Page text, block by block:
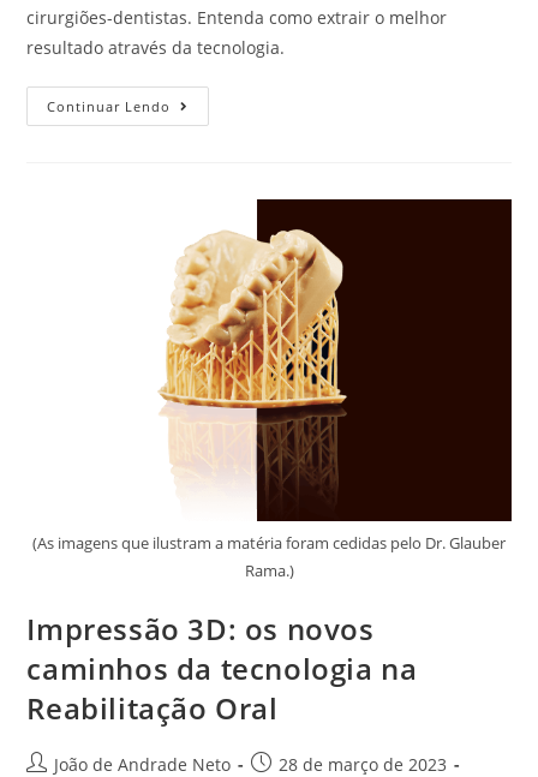
cirurgiões-dentistas. Entenda como extrair o melhor
resultado através da tecnologia.
Continuar Lendo
(As imagens que ilustram a matéria foram cedidas pelo Dr. Glauber
Rama.)
Impressão 3D: os novos
caminhos da tecnologia na
Reabilitação Oral
João de Andrade Neto
28 de março de 2023